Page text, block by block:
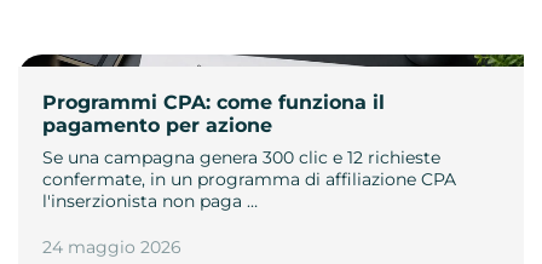
Programmi CPA: come funziona il
pagamento per azione
Se una campagna genera 300 clic e 12 richieste
confermate, in un programma di affiliazione CPA
l'inserzionista non paga …
24 maggio 2026